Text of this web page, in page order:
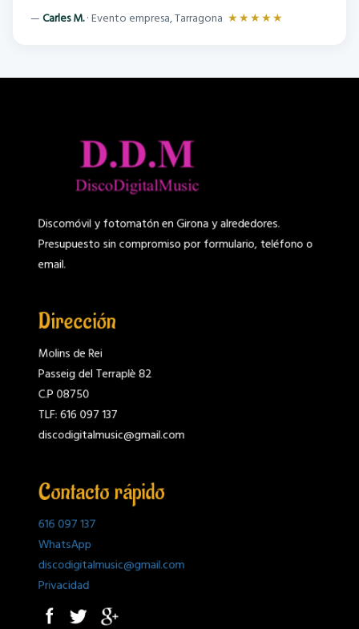
Carles M.· Evento empresa, Tarragona ★★★★★
Discomóvil y fotomatón en Girona y alrededores.
Presupuesto sin compromiso por formulario, teléfono o
email.
Dirección
Molins de Rei
Passeig del Terraplè 82
C.P 08750
TLF: 616 097 137
discodigitalmusic@gmail.com
Contacto rápido
616 097 137
WhatsApp
discodigitalmusic@gmail.com
Privacidad